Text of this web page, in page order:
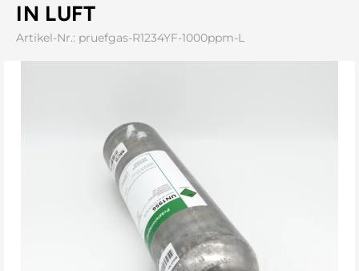
IN LUFT
Artikel-Nr.: pruefgas-R1234YF-1000ppm-L